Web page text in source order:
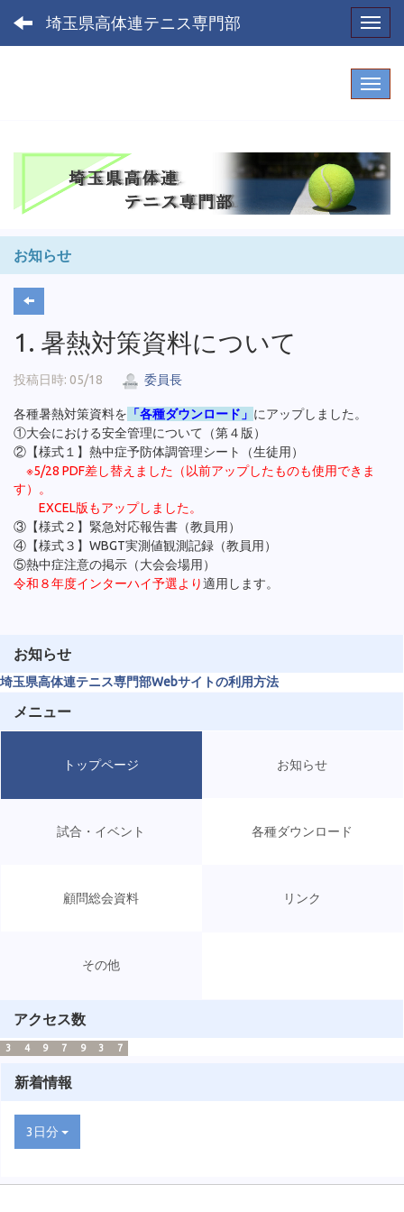
埼玉県高体連テニス専門部
お知らせ
1. 暑熱対策資料について
投稿日時: 05/18 委員長
各種暑熱対策資料を 「各種ダウンロード」 にアップしました。
①大会における安全管理について（第４版）
②【様式１】熱中症予防体調管理シート（生徒用）
※5/28 PDF差し替えました（以前アップしたものも使用できま
す）。
EXCEL版もアップしました。
③【様式２】緊急対応報告書（教員用）
④【様式３】WBGT実測値観測記録（教員用）
⑤熱中症注意の掲示（大会会場用）
令和８年度インターハイ予選より適用します。
お知らせ
埼玉県高体連テニス専門部Webサイトの利用方法
メニュー
トップページ お知らせ
試合・イベント 各種ダウンロード
顧問総会資料 リンク
その他
アクセス数
3 4 9 7 9 3 7
新着情報
3日分